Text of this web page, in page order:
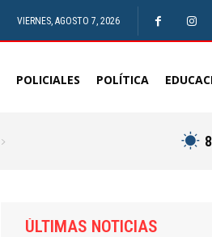
VIERNES, AGOSTO 7, 2026
POLICIALES POLÍTICA
ÚLTIMAS NOTICIAS